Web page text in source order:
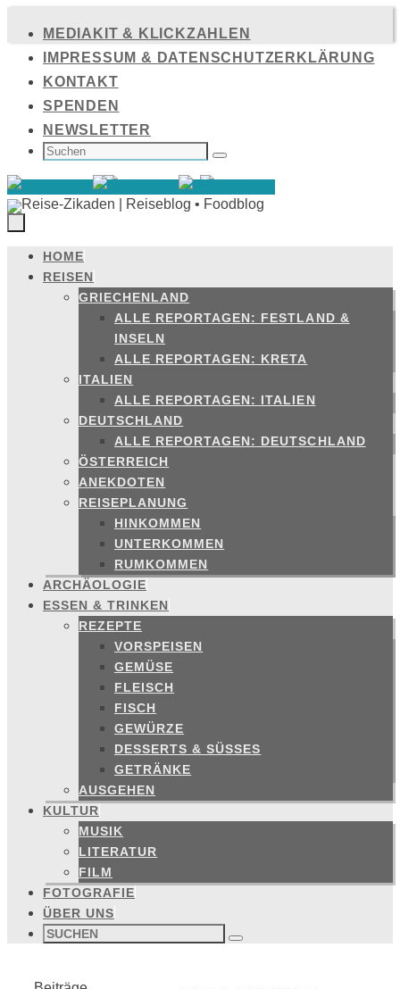
Inhalt
springen
MEDIAKIT & KLICKZAHLEN
IMPRESSUM & DATENSCHUTZERKLÄRUNG
KONTAKT
SPENDEN
NEWSLETTER
SUCHEN
NACH: Suchen
Zum
Inhalt
springen
HOME
REISEN
GRIECHENLAND
ALLE REPORTAGEN: FESTLAND &
INSELN
ALLE REPORTAGEN: KRETA
ITALIEN
ALLE REPORTAGEN: ITALIEN
DEUTSCHLAND
ALLE REPORTAGEN: DEUTSCHLAND
ÖSTERREICH
ANEKDOTEN
REISEPLANUNG
HINKOMMEN
UNTERKOMMEN
RUMKOMMEN
ARCHÄOLOGIE
ESSEN & TRINKEN
REZEPTE
VORSPEISEN
GEMÜSE
FLEISCH
FISCH
GEWÜRZE
DESSERTS & SÜSSES
GETRÄNKE
AUSGEHEN
KULTUR
MUSIK
LITERATUR
FILM
FOTOGRAFIE
ÜBER UNS
Suchen
nach: Suchen